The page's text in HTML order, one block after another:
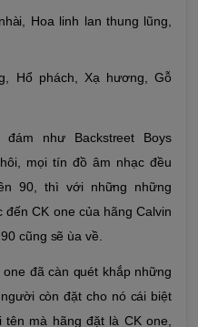
Hoa linh lan thung lũng,
Hổ phách, Xạ hương, Gỗ
như Backstreet Boys
mọi tín đồ âm nhạc đều
90, thì với những những
CK one của hãng Calvin
cũng sẽ ùa về.
đã càn quét khắp những
còn đặt cho nó cái biệt
mà hãng đặt là CK one,